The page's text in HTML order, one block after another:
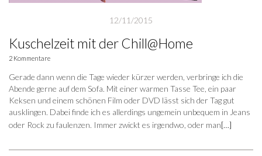
12/11/2015
Kuschelzeit mit der Chill@Home
2 Kommentare
Gerade dann wenn die Tage wieder kürzer werden, verbringe ich die
Abende gerne auf dem Sofa. Mit einer warmen Tasse Tee, ein paar
Keksen und einem schönen Film oder DVD lässt sich der Tag gut
ausklingen. Dabei finde ich es allerdings ungemein unbequem in Jeans
oder Rock zu faulenzen. Immer zwickt es irgendwo, oder man[…]